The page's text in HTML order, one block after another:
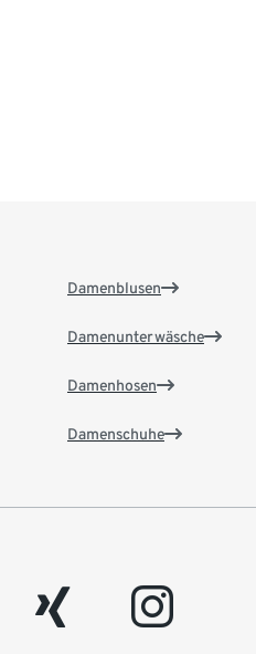
Damenblusen
Damenunterwäsche
Damenhosen
Damenschuhe
xing instagram